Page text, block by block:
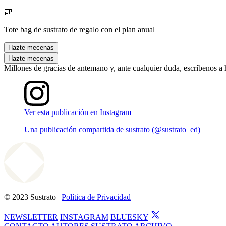
🎒
Tote bag de sustrato de regalo con el plan anual
Hazte mecenas
Hazte mecenas
Millones de gracias de antemano y, ante cualquier duda, escríbenos a
Ver esta publicación en Instagram
Una publicación compartida de sustrato (@sustrato_ed)
© 2023 Sustrato | Política de Privacidad
NEWSLETTER INSTAGRAM BLUESKY